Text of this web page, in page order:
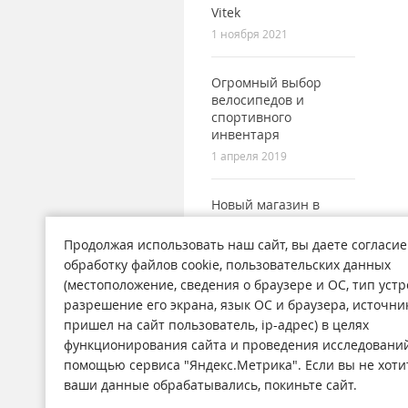
Vitek
1 ноября 2021
Огромный выбор
велосипедов и
спортивного
инвентаря
1 апреля 2019
Новый магазин в
городе Поронайск
7 сентября 2017
Магазины
О компании
Продолжая использовать наш сайт, вы даете
обработку файлов cookie, пользовательских данных
(местоположение, сведения о браузере и ОС, тип
разрешение его экрана, язык ОС и браузера,
пришел на сайт пользователь, ip-адрес) в целях
функционирования сайта и проведения
помощью сервиса "Яндекс.Метрика". Если вы не
ваши данные обрабатывались, покиньте сайт.